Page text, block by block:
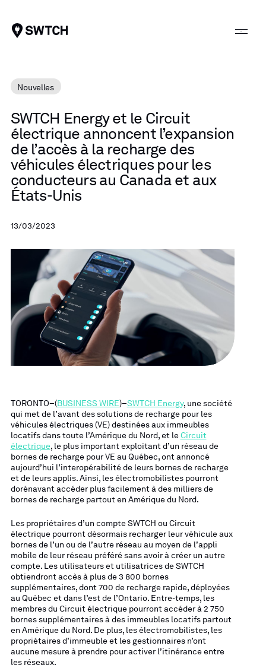
Nouvelles
SWTCH Energyet le Circuit
électrique annoncent l’expansion
de l’accès à la recharge des
véhicules électriquespour les
conducteursau Canadaet aux
États-Unis
13/03/2023
TORONTO–(BUSINESS WIRE)–SWTCH Energy, une société
qui met de l’avant des solutions de recharge pour les
véhicules électriques (VE) destinées aux immeubles
locatifs dans toute l’Amérique du Nord, et leCircuit
électrique, le plus important exploitant d’un réseau de
bornes de recharge pour VE au Québec, ont annoncé
aujourd’hui l’interopérabilité de leurs bornes de recharge
et de leurs applis. Ainsi, les électromobilistes pourront
dorénavant accéder plus facilement à des milliers de
bornes de recharge partout en Amérique du Nord.
Les propriétaires d’un compte SWTCH ou Circuit
électrique pourront désormais recharger leur véhicule aux
bornes de l’un ou de l’autre réseau au moyen de l’appli
mobile de leur réseau préféré sans avoir à créer un autre
compte. Les utilisateurs et utilisatrices de SWTCH
obtiendront accès à plus de 3 800 bornes
supplémentaires, dont 700 de recharge rapide, déployées
au Québec et dans l’est de l’Ontario. Entre-temps, les
membres du Circuit électrique pourront accéder à 2 750
bornes supplémentaires à des immeubles locatifs partout
en Amérique du Nord. De plus, les électromobilistes, les
propriétaires d’immeuble et les gestionnaires n’ont
aucune mesure à prendre pour activer l’itinérance entre
les réseaux.